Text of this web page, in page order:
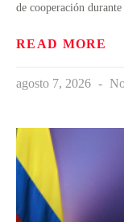
de cooperación
READ MORE
agosto 7, 2026